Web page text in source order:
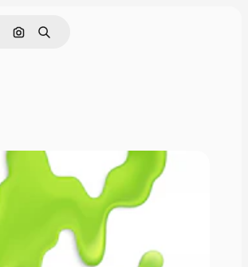
Pesquisar por imagem
Buscar